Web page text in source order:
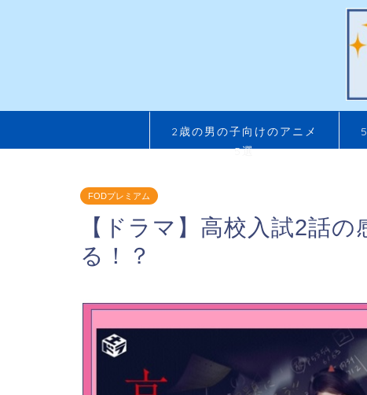
2歳の男の子向けのアニメ
5選
FODプレミアム
【ドラマ】高校入試2話
る！？